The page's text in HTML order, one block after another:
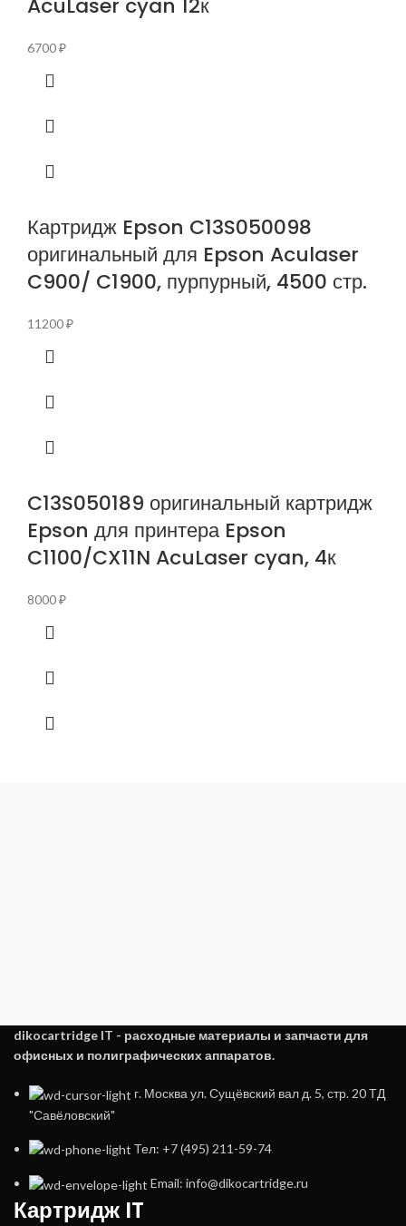
AcuLaser cyan 12к
6700₽
Картридж Epson C13S050098
оригинальный для Epson Aculaser
C900/ C1900, пурпурный, 4500 стр.
11200₽
C13S050189 оригинальный картридж
Epson для принтера Epson
C1100/CX11N AcuLaser cyan, 4к
8000₽
dikocartridge IT - расходные материалы и запчасти для
офисных и полиграфических аппаратов.
г. Москва ул. Сущёвский вал д. 5, стр. 20 ТД
"Савёловский"
Тел: +7 (495) 211-59-74
Email: info@dikocartridge.ru
Картридж IT